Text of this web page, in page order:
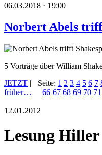
06.03.2018 · 19:00
Norbert Abels
5 Vorträge über William
JETZT |
früher…
Seite: 1 2 3 4 5 6 7
66 67 68 69 70 71
12.01.2012
Lesung